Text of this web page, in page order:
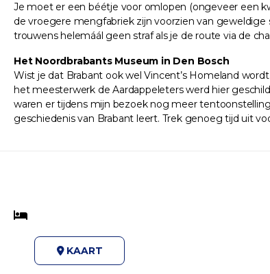
Je moet er een béétje voor omlopen (ongeveer een
de vroegere mengfabriek zijn voorzien van
trouwens helemáál geen straf als je de route via de
Het Noordbrabants Museum in Den Bosch
Wist je dat Brabant ook wel Vincent’s Homeland
het meesterwerk de Aardappeleters werd hier
waren er tijdens mijn bezoek nog meer
geschiedenis van Brabant leert. Trek genoeg tijd uit
KAART